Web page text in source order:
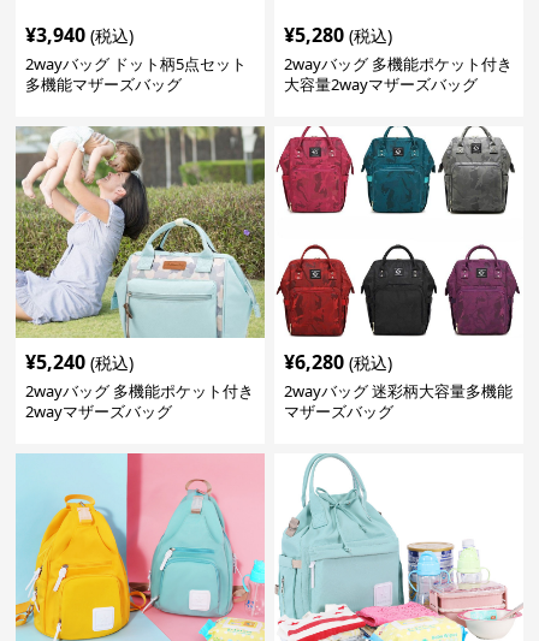
¥3,940 (税込)
2wayバッグ ドット柄5点セット
多機能マザーズバッグ
¥5,280 (税込)
2wayバッグ 多機能ポケット付き
大容量2wayマザーズバッグ
¥5,240 (税込)
2wayバッグ 多機能ポケット付き
2wayマザーズバッグ
¥6,280 (税込)
2wayバッグ 迷彩柄大容量多機能
マザーズバッグ